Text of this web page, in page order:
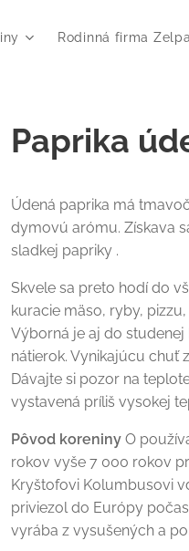
Rodinná firma
Paprika
Údená paprika má
dymovú arómu. Získava
sladkej papriky .
Skvele sa preto hodí do
kuracie mäso, ryby,
Výborná je aj do
nátierok. Vynikajúcu chuť
Dávajte si pozor na
vystavená príliš vysokej
Pôvod koreniny O
rokov vyše 7 000 rokov
Kryštofovi Kolumbusovi
priviezol do Európy
vyrába z vysušených a